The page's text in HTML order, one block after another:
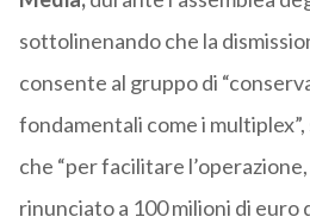
sottolinenando che la
consente al gruppo di
fondamentali come i
che “per facilitare l’operazione,
rinunciato a 100 milioni di euro